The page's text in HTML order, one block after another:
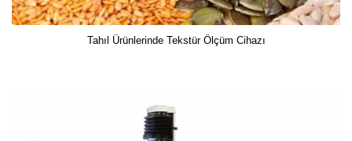
Tahıl Ürünlerinde Tekstür Ölçüm Cihazı